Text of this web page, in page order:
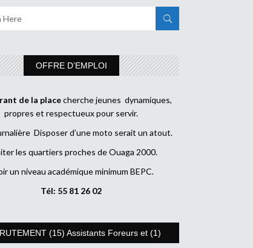
OFFRE D’EMPLOI
de la placecherche jeunes dynamiques,
propres et respectueux pour servir.
Disposer d’une moto serait un atout.
les quartiers proches de Ouaga 2000.
un niveau académique minimum BEPC.
Tél: 55 81 26 02
(15) Assistants Foreurs et (1)